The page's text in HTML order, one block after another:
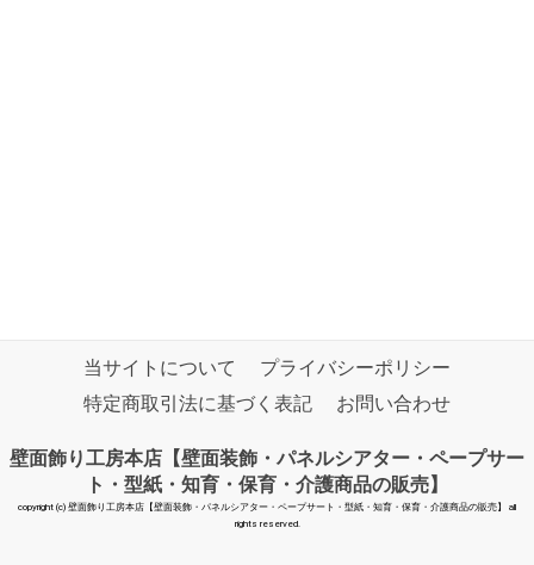
当サイトについて
プライバシーポリシー
特定商取引法に基づく表記
お問い合わせ
壁面飾り工房本店【壁面装飾・パネルシアター・ペープサー
ト・型紙・知育・保育・介護商品の販売】
copyright (c) 壁面飾り工房本店【壁面装飾・パネルシアター・ペープサート・型紙・知育・保育・介護商品の販売】 all
rights reserved.